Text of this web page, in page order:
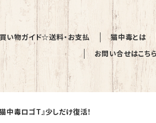
い物ガイド☆送料・お支払 猫中毒とは
お問い合せはこち
中毒ロゴT』少しだけ復活！